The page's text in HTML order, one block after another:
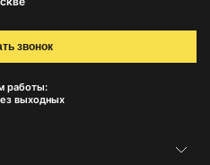
работы:
выходных
звонок